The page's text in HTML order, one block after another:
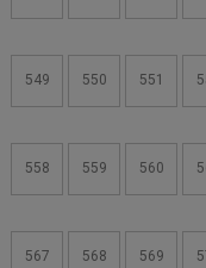
549 550 551
558 559 560
567 568 569